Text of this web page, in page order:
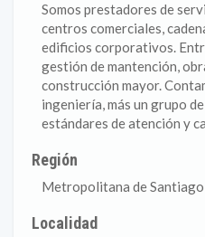
Somos prestadores de
centros comerciales,
edificios corporativos.
gestión de mantención,
construcción mayor.
ingeniería, más un grupo
estándares de atención y
Región
Metropolitana de Santiago
Localidad